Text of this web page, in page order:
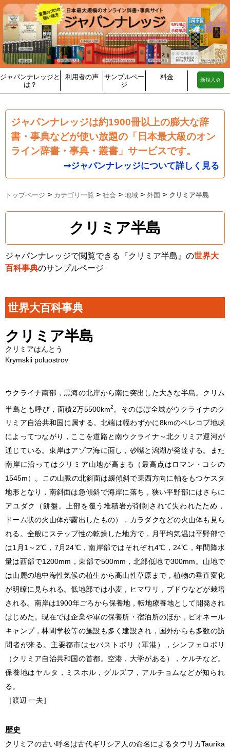
ジャパンナレッジと
は？
利用者の声
サンプルペー
ジ
料金 新規入会
ジャパンナレッジは約1900冊以上の膨大な辞
書・事典などが使い放題の「日本最大級のオン
ライン辞書・事典・叢書」サービスです。
➞ジャパンナレッジについて詳しく見る
トップページ > カテゴリ一覧 > 社会 > 地域 > 外国 > クリミア半島
クリミア半島
ジャパンナレッジで閲覧できる『クリミア半島』の世界大
百科事典のサンプルページ
世界大百科事典
クリミア半島
クリミアはんとう
Krymskii poluostrov
ウクライナ南部，黒海の北岸から南に突出した大きな半島。クリム
半島とも呼び，面積2万5500km2 。そのほぼ全域がウクライナのク
リミア自治共和国に属する。北端は幅わずかに8kmのペレコプ地峡
によってつながり，ここを道路と南ウクライナ～北クリミア運河が
通じている。東岸はアゾフ海に面し，砂嘴と潟湖が発達する。また
南岸に沿ってはクリミア山地が高まる（最高点はロマン・コシの
1545m）。この山脈の北斜面は緩傾斜で東西方向に軸をもつケスタ
地形となり，南斜面は急傾斜で海岸に落ち，狭い平野部にはさらに
アユダク（餅盤。上部を覆う堆積岩が削剝されて失われたため，
ドーム状の火山体が露出したもの），カラダクなどの火山体も見ら
れる。全般にステップ性の乾燥した地方で，月平均気温は平野部で
は1月1～2℃，7月24℃，南岸部ではそれぞれ4℃，24℃，年間降水
量は西部で1200mm，東部で500mm，北部低地で300mm。山地で
は山麓の地中海性気候の植生から高山性草原まで，植物の垂直変化
が明瞭に見られる。低地部では小麦，ヒマワリ，ブドウなどが栽培
される。南岸は1900年ごろから保養地，転地療養地として開発され
はじめた。現在では企業や軍の保養所・宿泊所のほか，ピオネール
キャンプ，林間学校等の施設も多く建設され，国外からも多数の訪
問者が来る。主要都市はセバストポリ（軍港），シンフェロポリ
（クリミア自治共和国の首都。空港，大学がある），ケルチなど。
保養地はヤルタ，ミスホル，グルズフ，アルチョムなどが知られ
る。
［渡辺 一夫］
歴史
クリミアの古い呼名は古代ギリシア人の命名によるタウリカTaurika